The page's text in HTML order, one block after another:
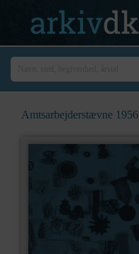
Amtsarbejderstævne 1956